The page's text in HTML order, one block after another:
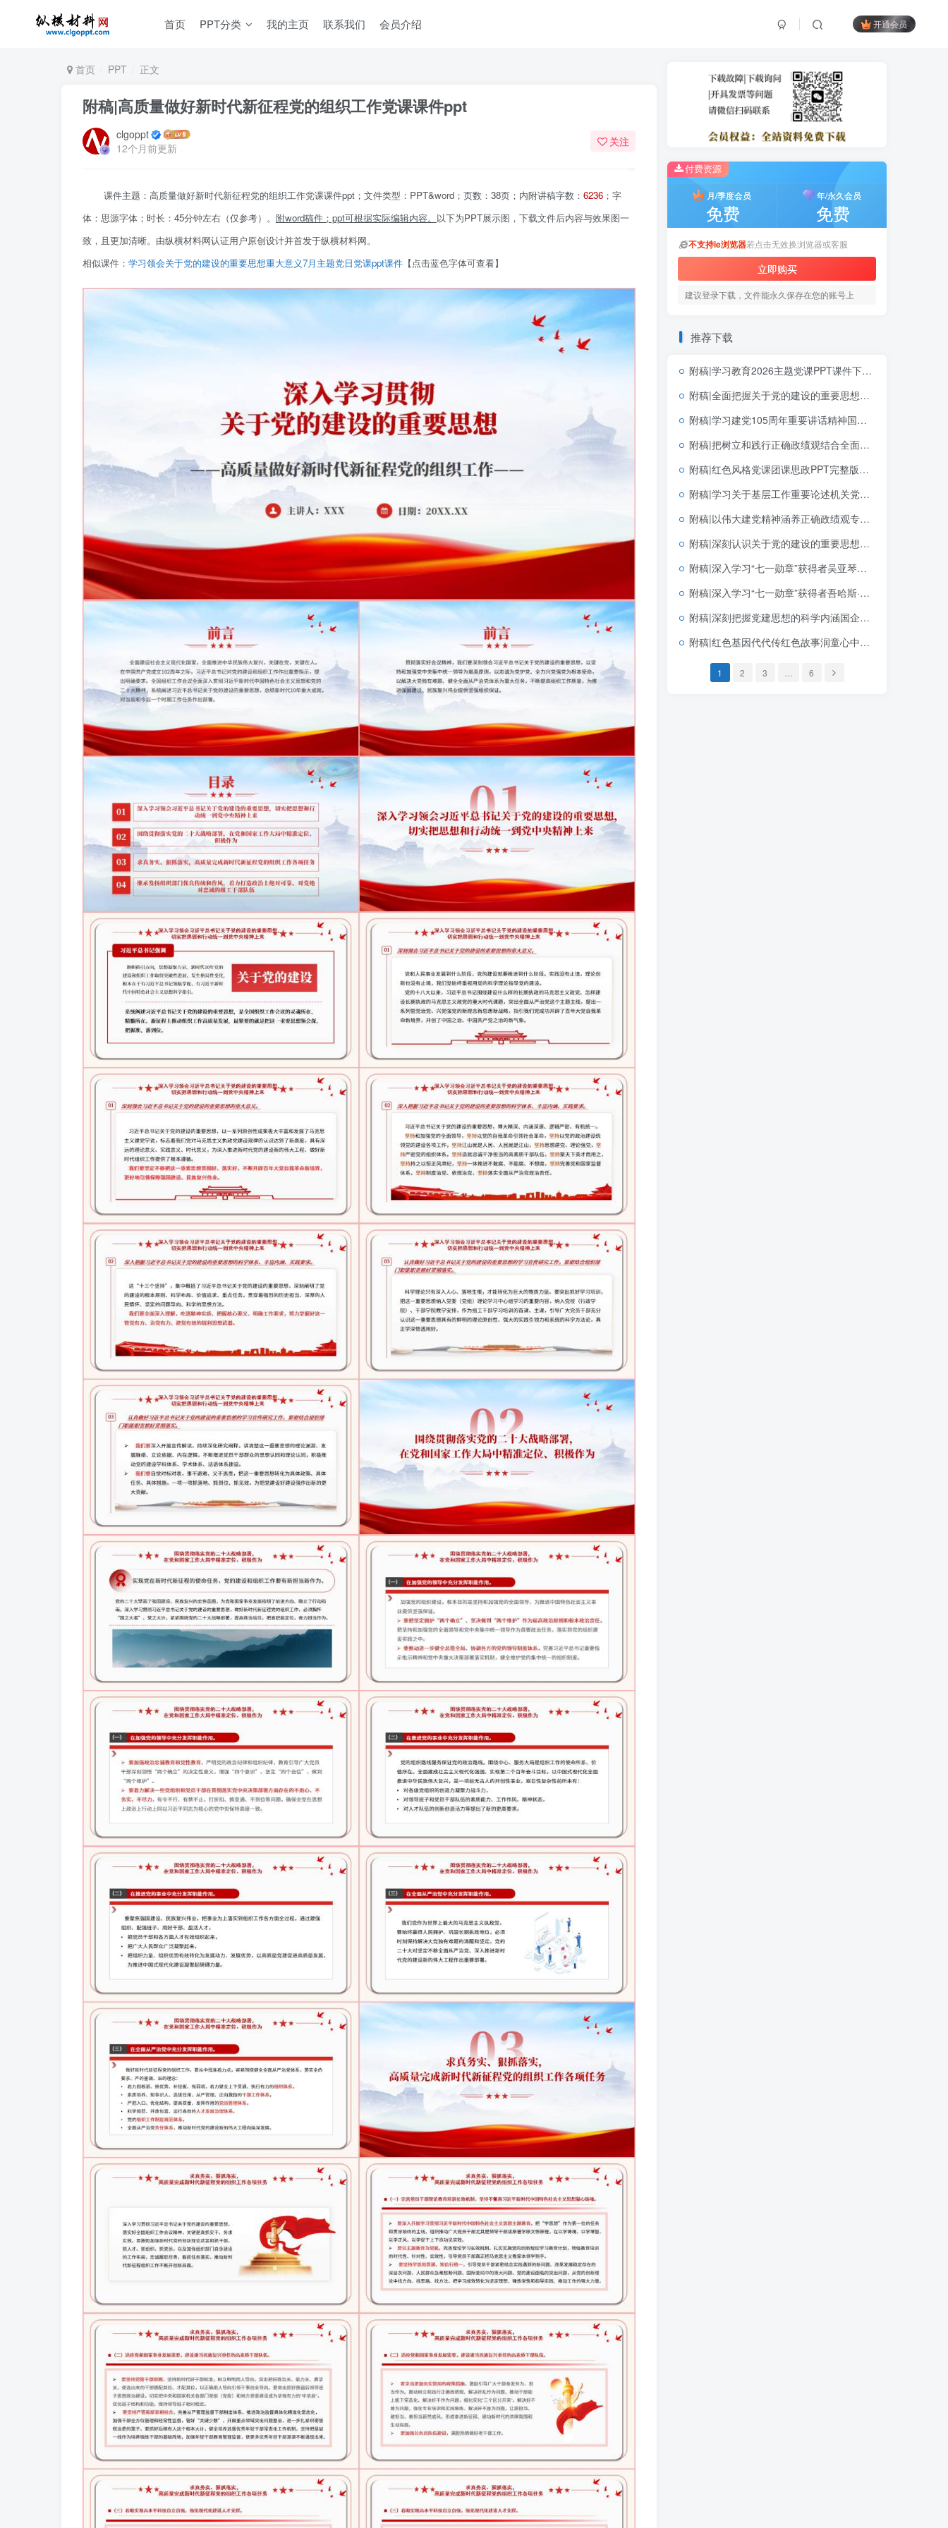
首页 PPT分类 我的主页 联系我们 会员介绍 开通会员
首页 PPT 正文
附稿|高质量做好新时代新征程党的组织工作党课课件ppt
clgoppt
12个月前更新
关注
课件主题：高质量做好新时代新征程党的组织工作党课课件ppt；文件类型：PPT&word；页数：38页；内附讲稿字数： 6236 ；字
体：思源字体；时长：45分钟左右（仅参考）。 附word稿件；ppt可根据实际编辑内容。 以下为PPT展示图，下载文件后内容与效果图一
致，且更加清晰。由纵横材料网认证用户原创设计并首发于纵横材料网。
相似课件： 学习领会关于党的建设的重要思想重大意义7月主题党日党课ppt课件 【点击蓝色字体可查看】
付费资源
月/季度会员
免费
年/永久会员
免费
不支持ie浏览器若点击无效换浏览器或客服
立即购买
建议登录下载，文件能永久保存在您的账号上
推荐下载
附稿|学习教育2026主题党课PPT课件下载以正确政绩观抓好抓实党的建设
附稿|全面把握关于党的建设的重要思想的科学体系带讲稿党课团课思政PPT课件下载
附稿|学习建党105周年重要讲话精神国企党支部党课PPT课件下载
附稿|把树立和践行正确政绩观结合全面从严治党学习教育党课专题PPT完整版下载
附稿|红色风格党课团课思政PPT完整版学习党建文选第一卷第二卷党建思想
附稿|学习关于基层工作重要论述机关党员干部学习教育专题党课PPT下载
附稿|以伟大建党精神涵养正确政绩观专题党课PPT课件完整版可下载
附稿|深刻认识关于党的建设的重要思想的重大意义可编辑思政党课团课PPT课件下载
附稿|深入学习“七一勋章”获得者吴亚琴同志先进事迹新版党课专题PPT完整版下载
附稿|深入学习“七一勋章”获得者吾哈斯·苏来曼同志先进事迹PPT模板下载
附稿|深刻把握党建思想的科学内涵国企党支部党课PPT课件下载
附稿|红色基因代代传红色故事润童心中小学生红色教育主题班会PPT模板
1 2 3 6